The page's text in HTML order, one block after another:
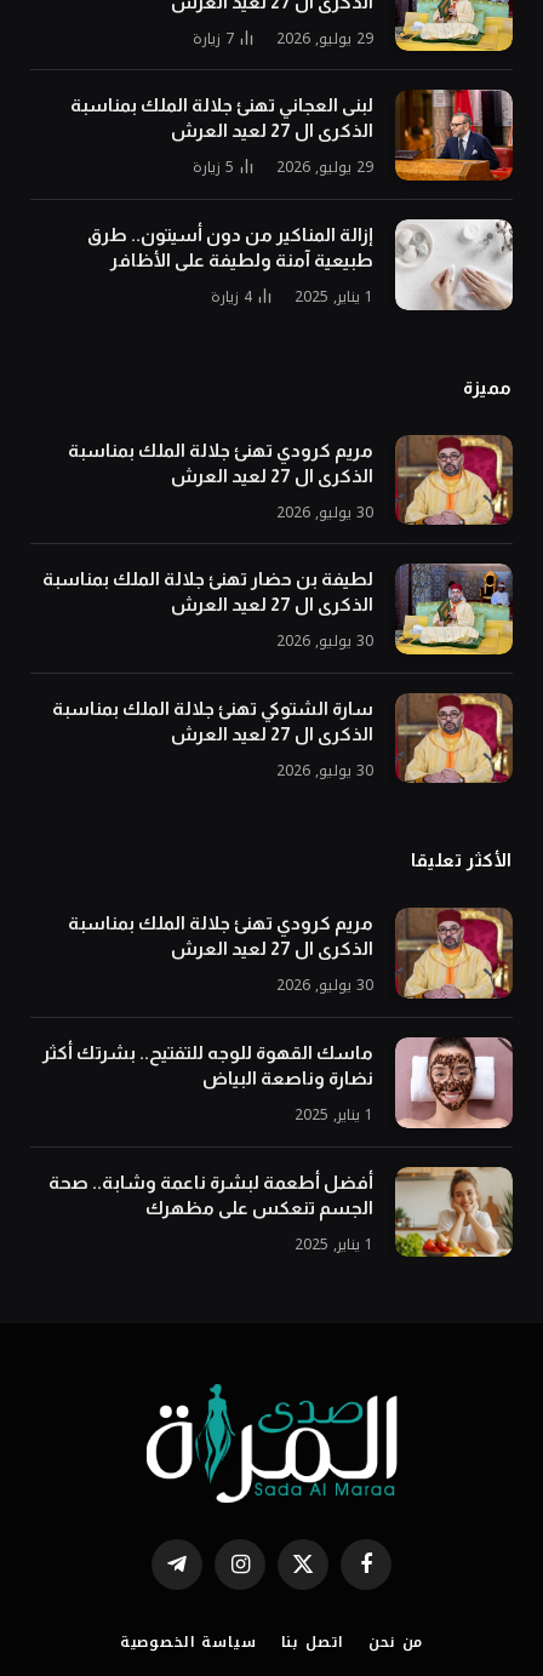
29 يوليو, 2026 7 زيارة
لبنى العجاني تهنئ جلالة الملك بمناسبة
الذكرى ال 27 لعيد العرش
29 يوليو, 2026 5 زيارة
إزالة المناكير من دون أسيتون.. طرق
طبيعية آمنة ولطيفة على الأظافر
1 يناير, 2025 4 زيارة
مميزة
مريم كرودي تهنئ جلالة الملك بمناسبة
الذكرى ال 27 لعيد العرش
30 يوليو, 2026
لطيفة بن حضار تهنئ جلالة الملك بمناسبة
الذكرى ال 27 لعيد العرش
30 يوليو, 2026
سارة الشتوكي تهنئ جلالة الملك بمناسبة
الذكرى ال 27 لعيد العرش
30 يوليو, 2026
الأكثر تعليقا
مريم كرودي تهنئ جلالة الملك بمناسبة
الذكرى ال 27 لعيد العرش
30 يوليو, 2026
ماسك القهوة للوجه للتفتيح.. بشرتك أكثر
نضارة وناصعة البياض
1 يناير, 2025
أفضل أطعمة لبشرة ناعمة وشابة.. صحة
الجسم تنعكس على مظهرك
1 يناير, 2025
فيسبوك X
الانستغرامتيلقرام
من نحن اتصل بنا سياسة الخصوصية